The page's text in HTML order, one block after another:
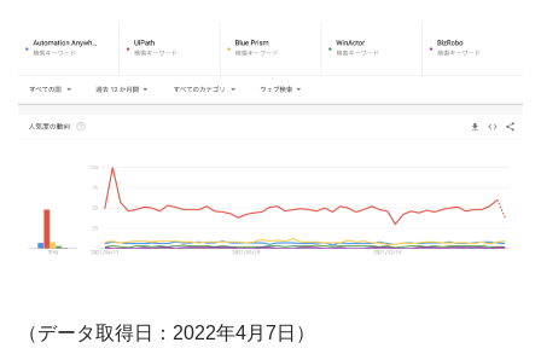
（データ取得日：2022年4月7日）